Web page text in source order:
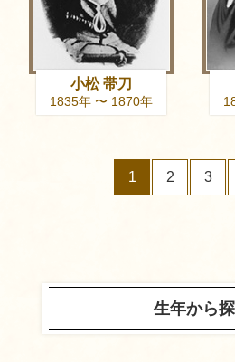
小松 帯刀
1835年 〜 1870年
1 2 3
生年から